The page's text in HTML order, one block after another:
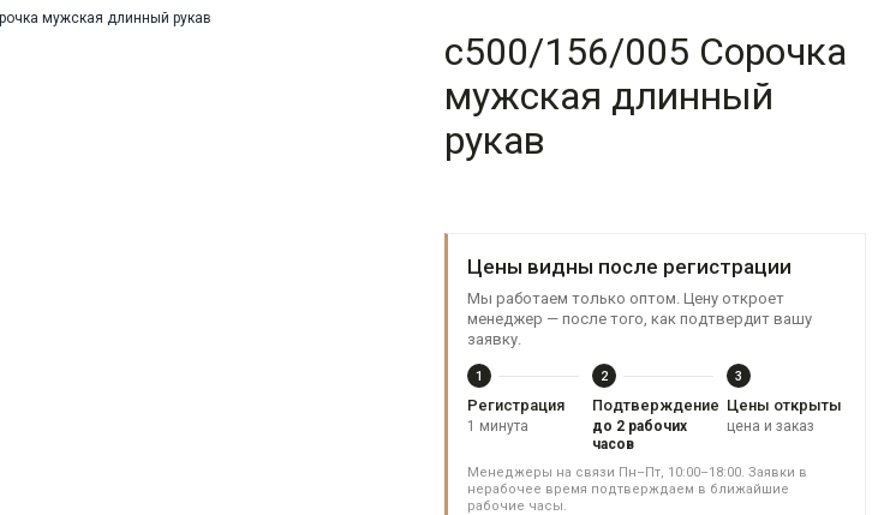
c500/156/005 Сорочка
мужская длинный
рукав
Цены видны после регистрации
Мы работаем только оптом. Цену откроет
менеджер — после того, как подтвердит вашу
заявку.
1
Регистрация
1 минута
2
Подтверждение
до 2 рабочих
часов
3
Цены открыты
цена и заказ
Менеджеры на связи Пн–Пт, 10:00–18:00. Заявки в
нерабочее время подтверждаем в ближайшие
рабочие часы.